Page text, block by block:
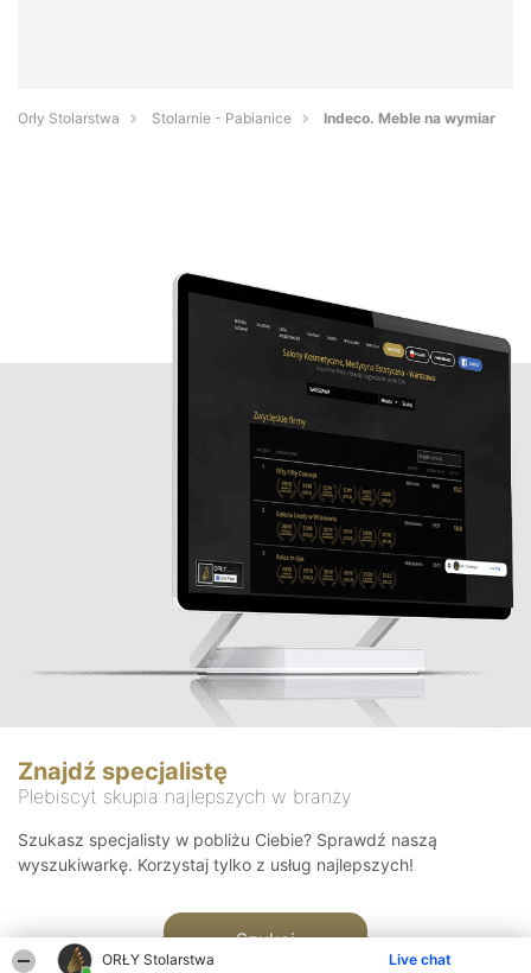
ORŁY Stolarstwa Live chat
Orły Stolarstwa Stolarnie - Pabianice Indeco. Meble na wymiar
Znajdź specjalistę
Plebiscyt skupia najlepszych w branży
Szukasz specjalisty w pobliżu Ciebie? Sprawdź naszą
wyszukiwarkę. Korzystaj tylko z usług najlepszych!
Szukaj